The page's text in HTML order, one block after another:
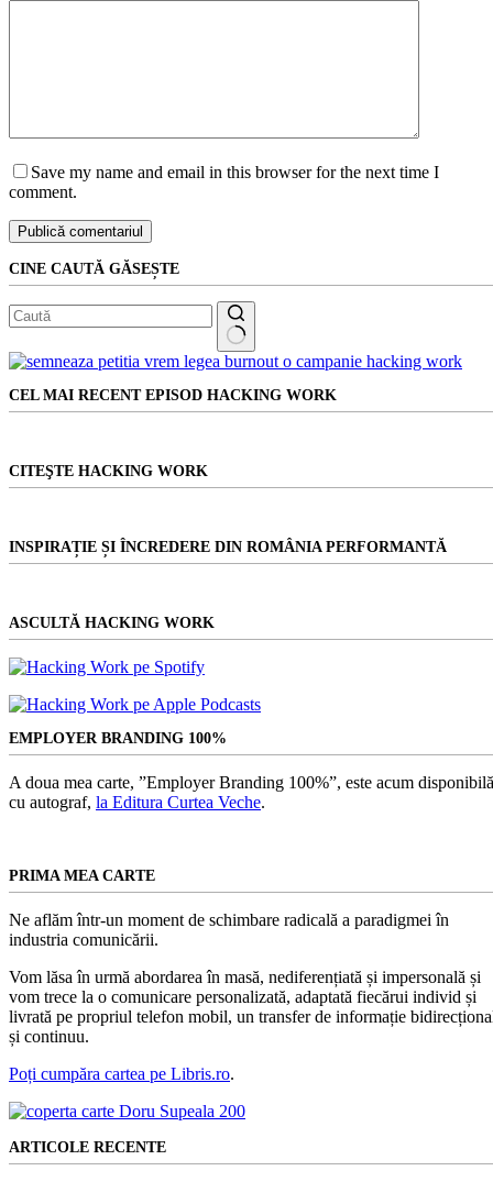
Save my name and email in this browser for the next time I
comment.
Publică comentariul
CINE CAUTĂ GĂSEȘTE
Niciun
CEL MAI RECENT EPISOD HACKING WORK
CITEŞTE HACKING WORK
INSPIRAȚIE ȘI ÎNCREDERE DIN ROMÂNIA PERFORMANTĂ
ASCULTĂ HACKING WORK
EMPLOYER BRANDING 100%
A doua mea carte, ”Employer Branding 100%”, este acum
cu autograf, la Editura Curtea Veche.
PRIMA MEA CARTE
Ne aflăm într-un moment de schimbare radicală a paradigmei în
industria comunicării.
Vom lăsa în urmă abordarea în masă, nediferențiată și impersonală și
vom trece la o comunicare personalizată, adaptată fiecărui individ și
livrată pe propriul telefon mobil, un transfer de informație
și continuu.
Poți cumpăra cartea pe Libris.ro.
ARTICOLE RECENTE